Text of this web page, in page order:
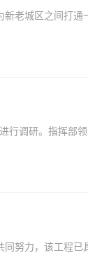
老城区之间打
调研。指挥部
努力，该工程